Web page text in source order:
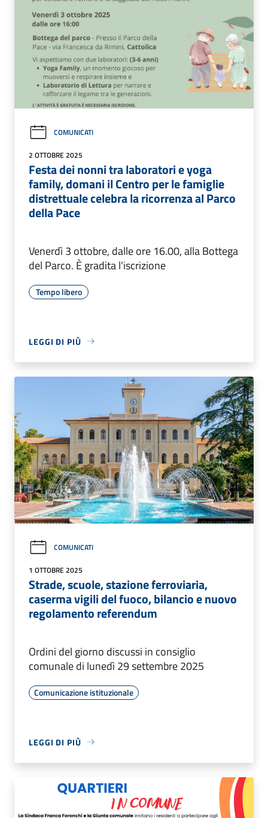
COMUNICATI
2 OTTOBRE 2025
Festa dei nonni tra laboratori e yoga
family, domani il Centro per le famiglie
distrettuale celebra la ricorrenza al Parco
della Pace
Venerdì 3 ottobre, dalle ore 16.00, alla Bottega
del Parco. È gradita l'iscrizione
Tempo libero
LEGGI DI PIÙ
COMUNICATI
1 OTTOBRE 2025
Strade, scuole, stazione ferroviaria,
caserma vigili del fuoco, bilancio e nuovo
regolamento referendum
Ordini del giorno discussi in consiglio
comunale di lunedì 29 settembre 2025
Comunicazione istituzionale
LEGGI DI PIÙ